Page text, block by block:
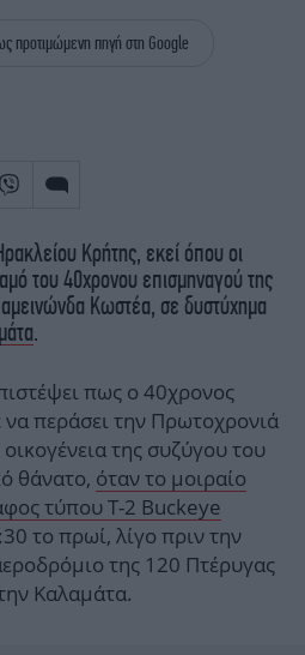
THE OCEAN
προτιμώμενη πηγή στη Google
Κρήτης, εκεί όπου οι
του 40χρονου επισμηναγού της
Κωστέα, σε δυστύχημα
.
πως ο 40χρονος
να περάσει την Πρωτοχρονιά
της συζύγου του
θάνατο, όταν το μοιραίο
τύπου Τ-2 Buckeye
το πρωί, λίγο πριν την
της 120 Πτέρυγας
Καλαμάτα.